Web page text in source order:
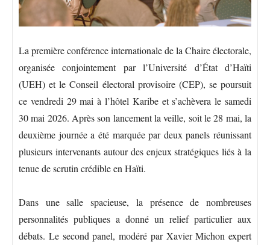
La première conférence internationale de la Chaire électorale,
organisée conjointement par l’Université d’État d’Haïti
(UEH) et le Conseil électoral provisoire (CEP), se poursuit
ce vendredi 29 mai à l’hôtel Karibe et s’achèvera le samedi
30 mai 2026. Après son lancement la veille, soit le 28 mai, la
deuxième journée a été marquée par deux panels réunissant
plusieurs intervenants autour des enjeux stratégiques liés à la
tenue de scrutin crédible en Haïti.
Dans une salle spacieuse, la présence de nombreuses
personnalités publiques a donné un relief particulier aux
débats. Le second panel, modéré par Xavier Michon expert